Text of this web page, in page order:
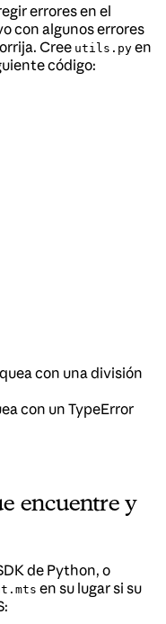
errores en el
con algunos errores
Cree utils.py en
código:
con una división
con un TypeError
encuentre y
de Python, o
en su lugar si su